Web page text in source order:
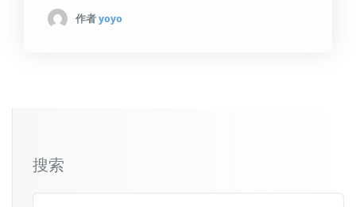
作者 yoyo
搜索